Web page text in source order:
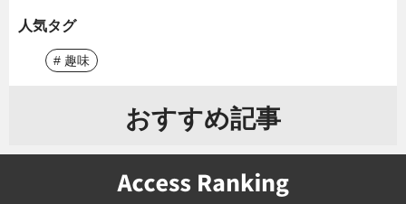
人気タグ
# 趣味
おすすめ記事